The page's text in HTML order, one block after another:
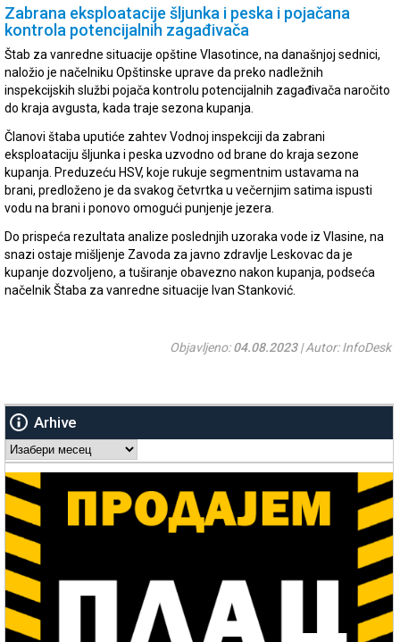
Zabrana eksploatacije šljunka i peska i pojačana
kontrola potencijalnih zagađivača
Štab za vanredne situacije opštine Vlasotince, na današnjoj sednici,
naložio je načelniku Opštinske uprave da preko nadležnih
inspekcijskih službi pojača kontrolu potencijalnih zagađivača naročito
do kraja avgusta, kada traje sezona kupanja.
Članovi štaba uputiće zahtev Vodnoj inspekciji da zabrani
eksploataciju šljunka i peska uzvodno od brane do kraja sezone
kupanja. Preduzeću HSV, koje rukuje segmentnim ustavama na
brani, predloženo je da svakog četvrtka u večernjim satima ispusti
vodu na brani i ponovo omogući punjenje jezera.
Do prispeća rezultata analize poslednjih uzoraka vode iz Vlasine, na
snazi ostaje mišljenje Zavoda za javno zdravlje Leskovac da je
kupanje dozvoljeno, a tuširanje obavezno nakon kupanja, podseća
načelnik Štaba za vanredne situacije Ivan Stanković.
Objavljeno:04.08.2023| Autor: InfoDesk
Arhive
Arhive